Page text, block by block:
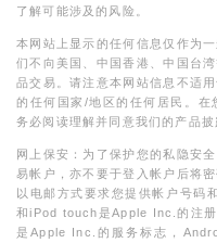
了解可能涉及的风险。
本网站上显示的任何信息仅作为
们不向美国、中国香港、中国台
品交易。请注意本网站信息不适
的任何国家/地区的任何居民。在
务必阅读理解并同意我们的产品披
网上保安：为了保护您的私隐安
易帐户，亦不要于登入帐户后将
以电邮方式要求您提供帐户号码
和iPod touch是Apple Inc.的注
是Apple Inc.的服务标志，